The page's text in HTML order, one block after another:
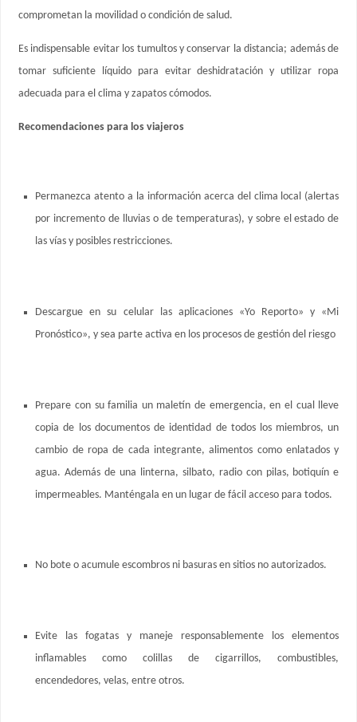
comprometan la movilidad o condición de salud.
Es indispensable evitar los tumultos y conservar la distancia; además de
tomar suficiente líquido para evitar deshidratación y utilizar ropa
adecuada para el clima y zapatos cómodos.
Recomendaciones para los viajeros
Permanezca atento a la información acerca del clima local (alertas
por incremento de lluvias o de temperaturas), y sobre el estado de
las vías y posibles restricciones.
Descargue en su celular las aplicaciones «Yo Reporto» y «Mi
Pronóstico», y sea parte activa en los procesos de gestión del riesgo
Prepare con su familia un maletín de emergencia, en el cual lleve
copia de los documentos de identidad de todos los miembros, un
cambio de ropa de cada integrante, alimentos como enlatados y
agua. Además de una linterna, silbato, radio con pilas, botiquín e
impermeables. Manténgala en un lugar de fácil acceso para todos.
No bote o acumule escombros ni basuras en sitios no autorizados.
Evite las fogatas y maneje responsablemente los elementos
inflamables como colillas de cigarrillos, combustibles,
encendedores, velas, entre otros.